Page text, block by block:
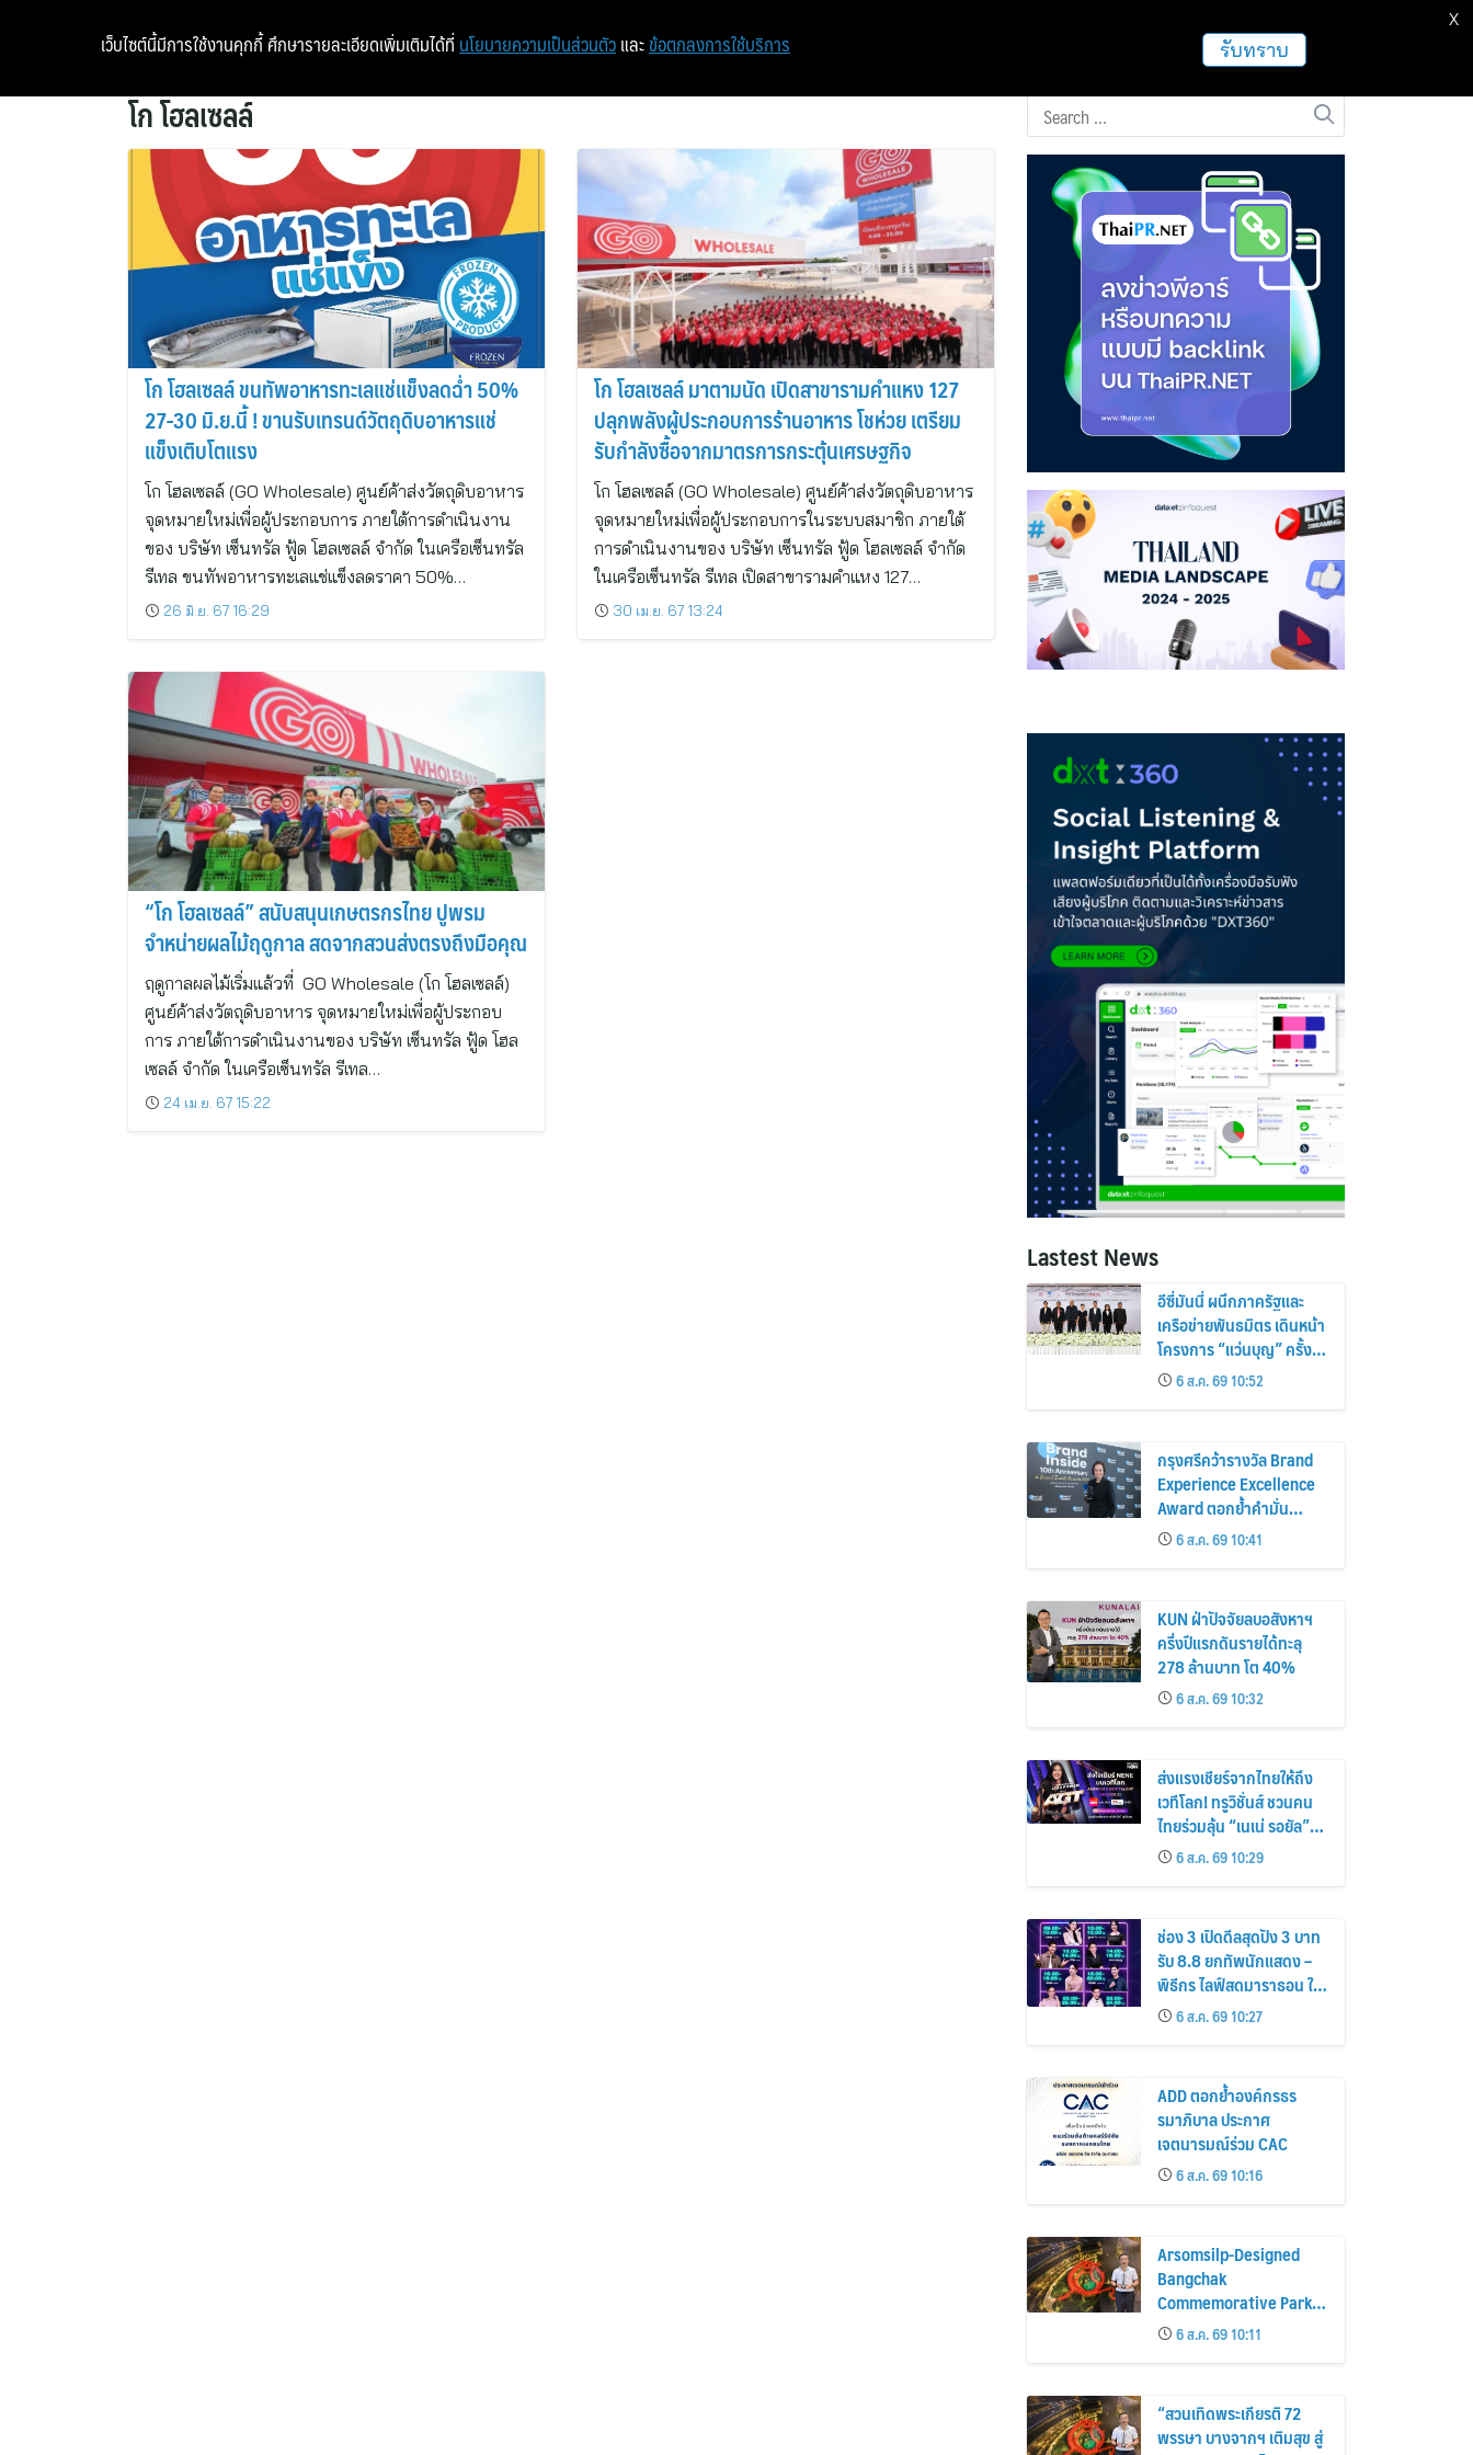
หน้าแรก ท่องเที่ยว ฝากข่าวประชาสัมพันธ์
โก โฮลเซลล์
โก โฮลเซลล์ ขนทัพอาหารทะเลแช่แข็งลดฉ่ำ 50%
27-30 มิ.ย.นี้ ! ขานรับเทรนด์วัตถุดิบอาหารแช่
แข็งเติบโตแรง
โก โฮลเซลล์ (GO Wholesale) ศูนย์ค้าส่งวัตถุดิบอาหาร
จุดหมายใหม่เพื่อผู้ประกอบการ ภายใต้การดำเนินงาน
ของ บริษัท เซ็นทรัล ฟู้ด โฮลเซลล์ จำกัด ในเครือเซ็นทรัล
รีเทล ขนทัพอาหารทะเลแช่แข็งลดราคา 50%…
26 มิ.ย. 67 16:29
โก โฮลเซลล์ มาตามนัด เปิดสาขารามคำแหง 127
ปลุกพลังผู้ประกอบการร้านอาหาร โชห่วย เตรียม
รับกำลังซื้อจากมาตรการกระตุ้นเศรษฐกิจ
โก โฮลเซลล์ (GO Wholesale) ศูนย์ค้าส่งวัตถุดิบอาหาร
จุดหมายใหม่เพื่อผู้ประกอบการในระบบสมาชิก ภายใต้
การดำเนินงานของ บริษัท เซ็นทรัล ฟู้ด โฮลเซลล์ จำกัด
ในเครือเซ็นทรัล รีเทล เปิดสาขารามคำแหง 127…
30 เม.ย. 67 13:24
“โก โฮลเซลล์” สนับสนุนเกษตรกรไทย ปูพรม
จำหน่ายผลไม้ฤดูกาล สดจากสวนส่งตรงถึงมือคุณ
ฤดูกาลผลไม้เริ่มแล้วที่ GO Wholesale (โก โฮลเซลล์)
ศูนย์ค้าส่งวัตถุดิบอาหาร จุดหมายใหม่เพื่อผู้ประกอบ
การ ภายใต้การดำเนินงานของ บริษัท เซ็นทรัล ฟู้ด โฮล
เซลล์ จำกัด ในเครือเซ็นทรัล รีเทล…
24 เม.ย. 67 15:22
Lastest News
อีซี่มันนี่ ผนึกภาครัฐและ
เครือข่ายพันธมิตร เดินหน้า
โครงการ “แว่นบุญ” ครั้งที่
2 มอบแว่นสายตาแก่
ประชาชน 600 คน ขยาย
โอกาสการมองเห็นสู่ชุมชน
6 ส.ค. 69 10:52
กรุงศรีคว้ารางวัล Brand
Experience Excellence
Award ตอกย้ำคำมั่น
สัญญาแบรนด์ “ชีวิตง่าย
ได้ทุกวัน”
6 ส.ค. 69 10:41
KUN ฝ่าปัจจัยลบอสังหาฯ
ครึ่งปีแรกดันรายได้ทะลุ
278 ล้านบาท โต 40%
6 ส.ค. 69 10:32
ส่งแรงเชียร์จากไทยให้ถึง
เวทีโลก! ทรูวิชั่นส์ ชวนคน
ไทยร่วมลุ้น “เนเน่ รอยัล”
ครบทุกโมเมนต์บนเวที
AMERICA’S GOT TALENT
SEASON 21
6 ส.ค. 69 10:29
ช่อง 3 เปิดดีลสุดปัง 3 บาท
รับ 8.8 ยกทัพนักแสดง –
พิธีกร ไลฟ์สดมาราธอน ใน
“ดีลดีที่ตึกเตย 24 ชั่วโมง”
6 ส.ค. 69 10:27
ADD ตอกย้ำองค์กรธร
รมาภิบาล ประกาศ
เจตนารมณ์ร่วม CAC
6 ส.ค. 69 10:16
Arsomsilp-Designed
Bangchak
Commemorative Park
Receives Honour Award
at MLAA 2026
6 ส.ค. 69 10:11
“สวนเทิดพระเกียรติ 72
พรรษา บางจากฯ เติมสุข สู่
เว็บไซต์นี้มีการใช้งานคุกกี้ ศึกษารายละเอียดเพิ่มเติมได้ที่ นโยบายความเป็นส่วนตัว และ ข้อตกลงการใช้บริการ รับทราบ
X